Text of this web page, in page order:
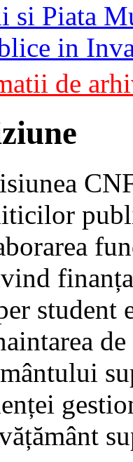
si Piata
in
de